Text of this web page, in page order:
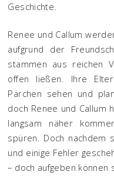
Geschichte.
Renee und Callum
aufgrund der
stammen aus reichen
offen ließen. Ihre
Pärchen sehen und
doch Renee und Callum
langsam näher
spüren. Doch nachdem
und einige Fehler
– doch aufgeben können